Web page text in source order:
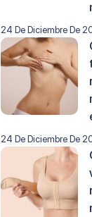
24 De Diciembre De
24 De Diciembre De